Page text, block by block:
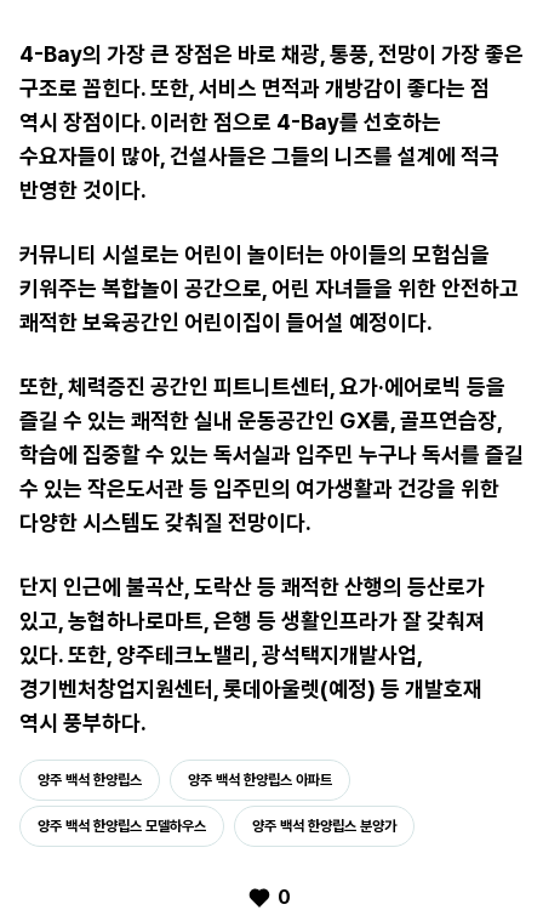
4-Bay의 가장 큰 장점은 바로 채광, 통풍, 전망이 가장 좋은
구조로 꼽힌다. 또한, 서비스 면적과 개방감이 좋다는 점
역시 장점이다. 이러한 점으로 4-Bay를 선호하는
수요자들이 많아, 건설사들은 그들의 니즈를 설계에 적극
반영한 것이다.
커뮤니티 시설로는 어린이 놀이터는 아이들의 모험심을
키워주는 복합놀이 공간으로, 어린 자녀들을 위한 안전하고
쾌적한 보육공간인 어린이집이 들어설 예정이다.
또한, 체력증진 공간인 피트니트센터, 요가·에어로빅 등을
즐길 수 있는 쾌적한 실내 운동공간인 GX룸, 골프연습장,
학습에 집중할 수 있는 독서실과 입주민 누구나 독서를 즐길
수 있는 작은도서관 등 입주민의 여가생활과 건강을 위한
다양한 시스템도 갖춰질 전망이다.
단지 인근에 불곡산, 도락산 등 쾌적한 산행의 등산로가
있고, 농협하나로마트, 은행 등 생활인프라가 잘 갖춰져
있다. 또한, 양주테크노밸리, 광석택지개발사업,
경기벤처창업지원센터, 롯데아울렛(예정) 등 개발호재
역시 풍부하다.
양주 백석 한양립스 양주 백석 한양립스 아파트
양주 백석 한양립스 모델하우스 양주 백석 한양립스 분양가
0